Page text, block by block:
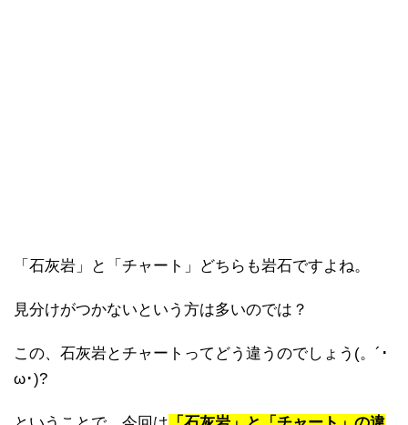
「石灰岩」と「チャート」どちらも岩石ですよね。
見分けがつかないという方は多いのでは？
この、石灰岩とチャートってどう違うのでしょう(。´･
ω･)?